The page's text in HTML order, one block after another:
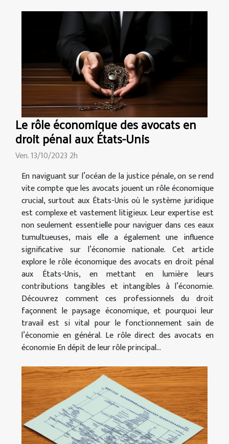
Le rôle économique des avocats en
droit pénal aux États-Unis
Ven. 13/10/2023 2h
En naviguant sur l’océan de la justice pénale, on se rend
vite compte que les avocats jouent un rôle économique
crucial, surtout aux États-Unis où le système juridique
est complexe et vastement litigieux. Leur expertise est
non seulement essentielle pour naviguer dans ces eaux
tumultueuses, mais elle a également une influence
significative sur l’économie nationale. Cet article
explore le rôle économique des avocats en droit pénal
aux États-Unis, en mettant en lumière leurs
contributions tangibles et intangibles à l’économie.
Découvrez comment ces professionnels du droit
façonnent le paysage économique, et pourquoi leur
travail est si vital pour le fonctionnement sain de
l’économie en général. Le rôle direct des avocats en
économie En dépit de leur rôle principal...